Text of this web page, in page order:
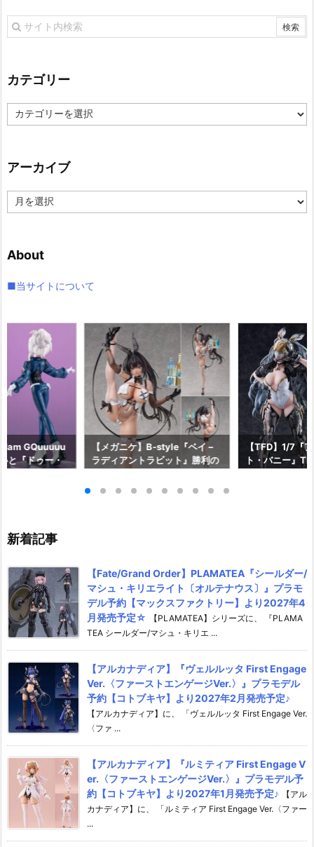
カテゴリー
カ
テ
ー
アーカイブ
ー
ブ
About
■当サイトについて
GQuuuuu
と『ドゥー・
ットスーツVe
【メガニケ】B-style『ベイ –
ラディアントラビット』勝利の
女神：NIKKE 1/4 フィギュア予
約【フリーイング】より2026
【TFD】1/7『
ト・バニー』
dant 完成品フ
新着記事
【Fate/Grand Order】PLAMATEA『シールダー/
マシュ・キリエライト〔オルテナウス〕』プラモ
デル予約【マックスファクトリー】より2027年4
月発売予定☆
【PLAMATEA】シリーズに、 『PLAMA
TEA シールダー/マシュ・キリエ ...
【アルカナディア】『ヴェルルッタ First Engage
Ver.〈ファーストエンゲージVer.〉』プラモデル
予約【コトブキヤ】より2027年2月発売予定♪
【アルカナディア】に、 「ヴェルルッタ First Engage Ver.
〈ファ ...
【アルカナディア】『ルミティア First Engage V
er.〈ファーストエンゲージVer.〉』プラモデル予
約【コトブキヤ】より2027年1月発売予定♪
【アル
カナディア】に、 「ルミティア First Engage Ver.〈ファー
...